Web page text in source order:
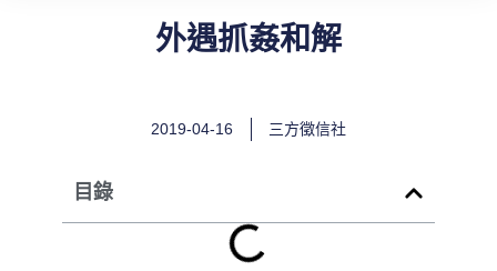
外遇抓姦和解
2019-04-16 三方徵信社
目錄